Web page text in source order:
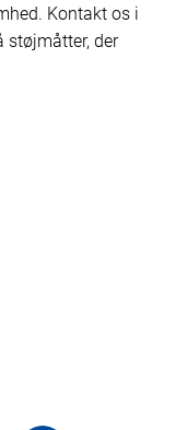
Kontakt os i
støjmåtter, der